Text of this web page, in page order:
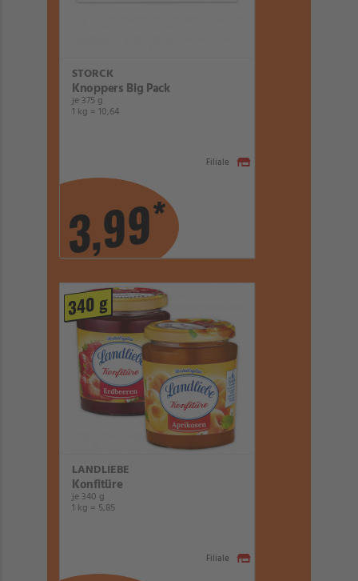
STORCK
Knoppers Big Pack
je 375 g
1 kg = 10,64
3,99*
Filiale
340 g
LANDLIEBE
Konfitüre
je 340 g
1 kg = 5,85
Filiale